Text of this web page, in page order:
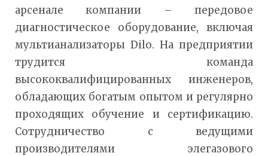
арсенале компании – передовое
диагностическое оборудование, включая
мультианализаторы Dilo. На предприятии
трудится команда
высококвалифицированных инженеров,
обладающих богатым опытом и регулярно
проходящих обучение и сертификацию.
Сотрудничество с ведущими
производителями элегазового